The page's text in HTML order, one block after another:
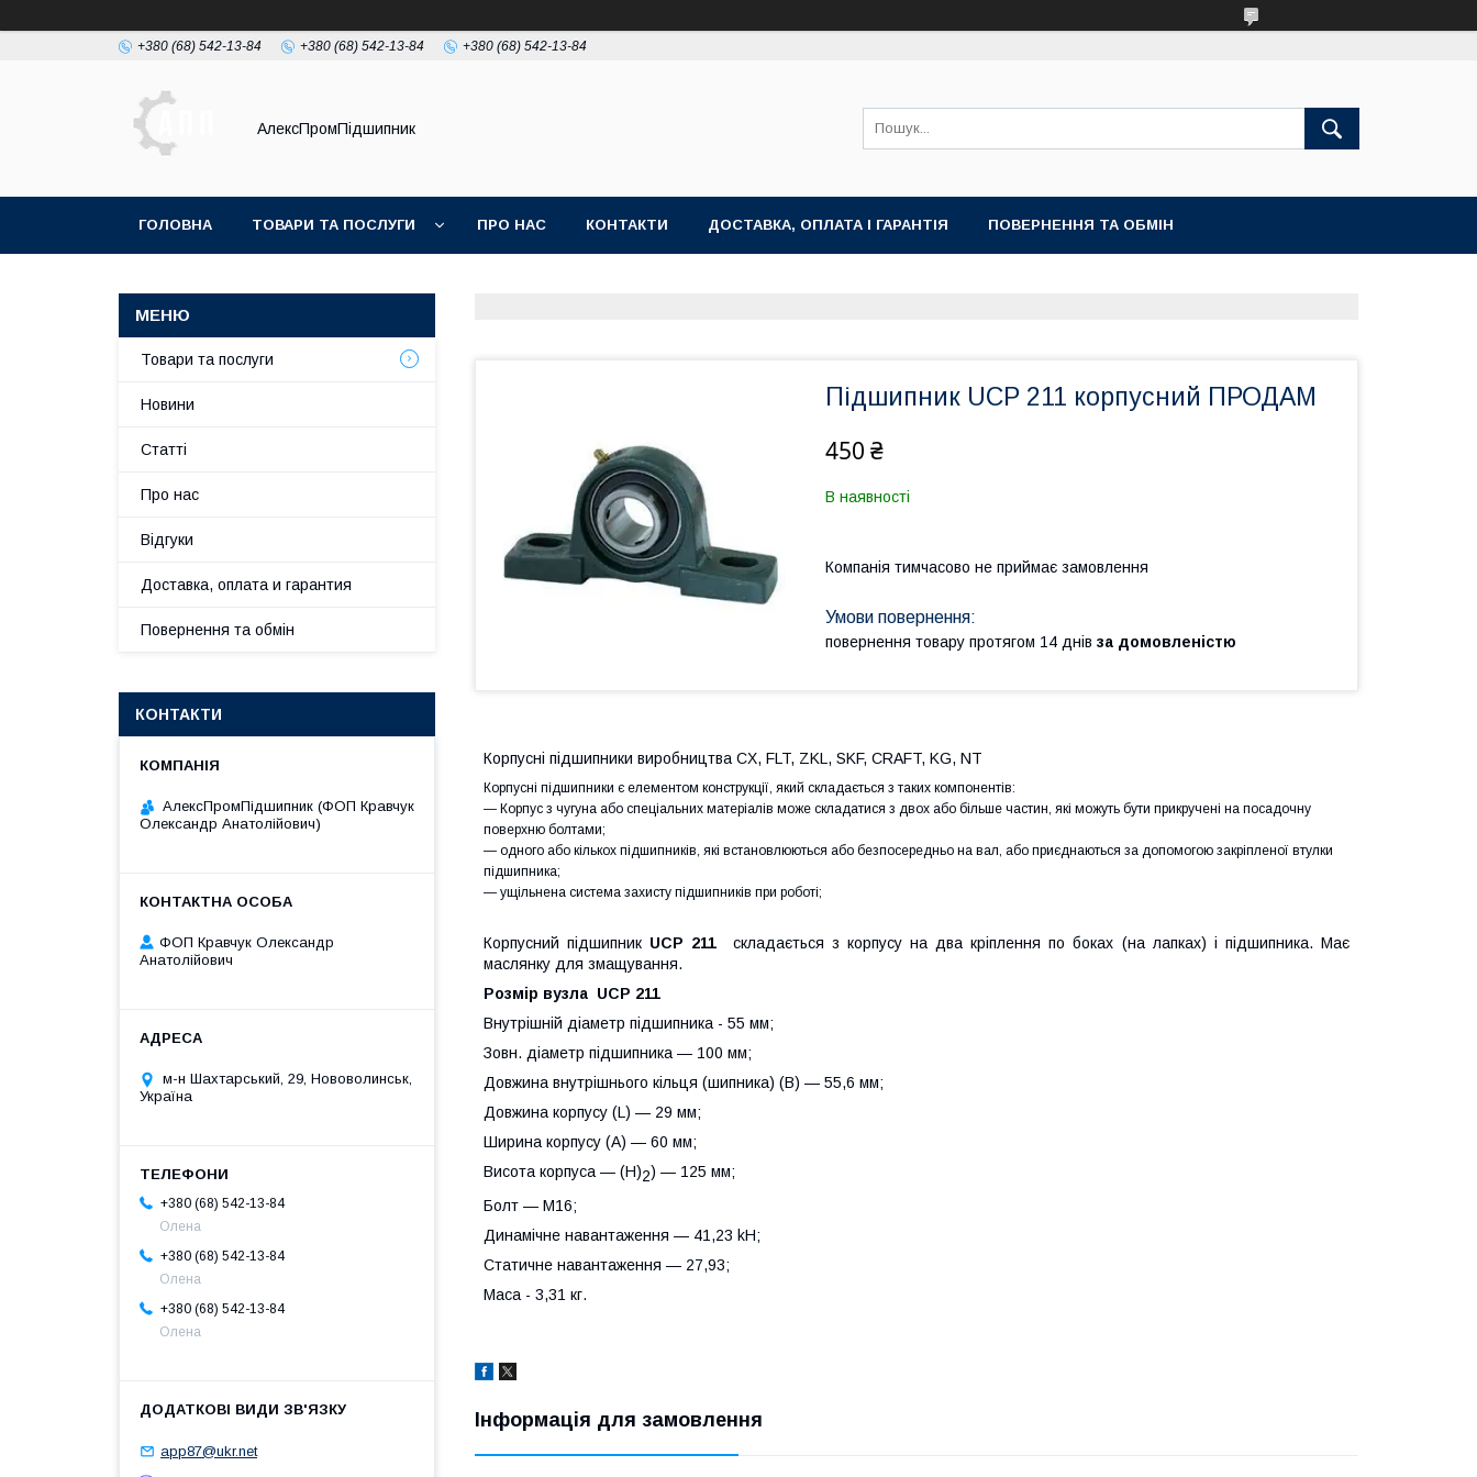
+380 (68) 542-13-84 +380 (68) 542-13-84 +380 (68) 542-13-84
АлексПромПідшипник
ГОЛОВНА ТОВАРИ ТА ПОСЛУГИ ПРО НАС КОНТАКТИ ДОСТАВКА, ОПЛАТА І ГАРАНТІЯ ПОВЕРНЕННЯ ТА ОБМІН
Підшипник UCP 211 корпусний ПРОДАМ
450 ₴
В наявності
Компанія тимчасово не приймає замовлення
повернення товару протягом 14 днів за домовленістю
Корпусні підшипники виробництва CX, FLT, ZKL, SKF, CRAFT, KG, NT
Корпусні підшипники є елементом конструкції, який складається з таких компонентів:
— Корпус з чугуна або спеціальних матеріалів може складатися з двох або більше частин, які можуть бути прикручені на посадочну
поверхню болтами;
— одного або кількох підшипників, які встановлюються або безпосередньо на вал, або приєднаються за допомогою закріпленої втулки
підшипника;
— ущільнена система захисту підшипників при роботі;
Корпусний підшипник UCP 211 складається з корпусу на два кріплення по боках (на лапках) і підшипника. Має
маслянку для змащування.
Розмір вузла UCP 211
Внутрішній діаметр підшипника - 55 мм;
Зовн. діаметр підшипника — 100 мм;
Довжина внутрішнього кільця (шипника) (B) — 55,6 мм;
Довжина корпусу (L) — 29 мм;
Ширина корпусу (A) — 60 мм;
Висота корпуса — (H)2) — 125 мм;
Болт — M16;
Динамічне навантаження — 41,23 kН;
Статичне навантаження — 27,93;
Маса - 3,31 кг.
Інформація для замовлення
Товари та послуги
Новини
Статті
Про нас
Відгуки
Доставка, оплата и гарантия
Повернення та обмін
КОНТАКТИ
АлексПромПідшипник (ФОП Кравчук
Олександр Анатолійович)
ФОП Кравчук Олександр
Анатолійович
м-н Шахтарський, 29, Нововолинськ,
Україна
+380 (68) 542-13-84
Олена
+380 (68) 542-13-84
Олена
+380 (68) 542-13-84
Олена
app87@ukr.net